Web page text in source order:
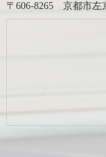
〒606-8265 京都市左